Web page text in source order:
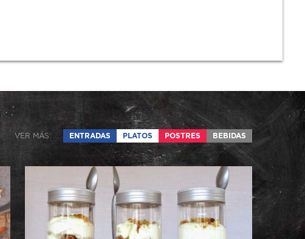
VER MÁS: ENTRADAS PLATOS POSTRES BEBIDAS